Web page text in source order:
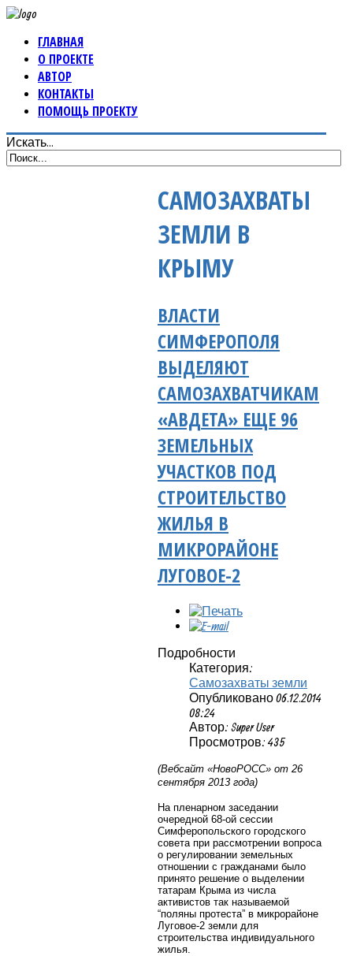
ГЛАВНАЯ
О ПРОЕКТЕ
АВТОР
КОНТАКТЫ
ПОМОЩЬ ПРОЕКТУ
Искать...
САМОЗАХВАТЫ
ЗЕМЛИ В
КРЫМУ
ВЛАСТИ
СИМФЕРОПОЛЯ
ВЫДЕЛЯЮТ
САМОЗАХВАТЧИКАМ
«АВДЕТА» ЕЩЕ 96
ЗЕМЕЛЬНЫХ
УЧАСТКОВ ПОД
СТРОИТЕЛЬСТВО
ЖИЛЬЯ В
МИКРОРАЙОНЕ
ЛУГОВОЕ-2
Подробности
Категория:
Самозахваты земли
Опубликовано 06.12.2014
08:24
Автор: Super User
Просмотров: 435
(Вебсайт «НовоРОСС» от 26
сентября 2013 года)
На пленарном заседании
очередной 68-ой сессии
Симферопольского городского
совета при рассмотрении вопроса
о регулировании земельных
отношении с гражданами было
принято решение о выделении
татарам Крыма из числа
активистов так называемой
“поляны протеста” в микрорайоне
Луговое-2 земли для
строительства индивидуального
жилья.